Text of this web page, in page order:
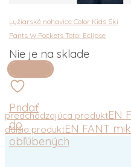
Lyžiarské nohavice Color Kids Ski
Pants W.Pockets Total Eclipse
Nie je na sklade
Viac info
Pridať
do
obľúbených
predchádzajúca produktEN
ďalšia produktEN FANT